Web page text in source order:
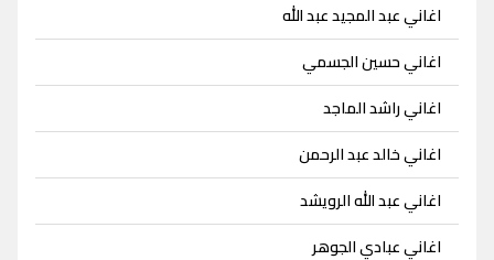
اغاني عبد المجيد عبد الله
اغاني حسين الجسمي
اغاني راشد الماجد
اغاني خالد عبد الرحمن
اغاني عبد الله الرويشد
اغاني عبادي الجوهر